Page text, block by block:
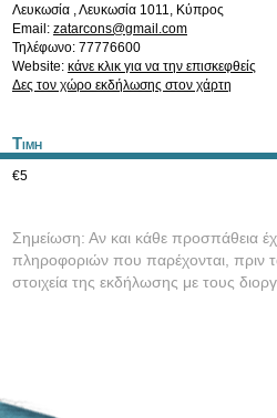
Λευκωσία ,Λευκωσία 1011, Κύπρος
Email: zatarcons@gmail.com
Τηλέφωνο: 77776600
Website: κάνε κλικ για να την επισκεφθείς
Δες τον χώρο εκδήλωσης στον χάρτη
Τιμη
€5
Σημείωση: Αν και κάθε προσπάθεια
πληροφοριών που παρέχονται, πριν
στοιχεία της εκδήλωσης με τους